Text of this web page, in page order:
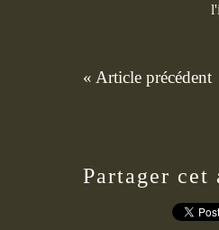
« Article précédent
Partager cet